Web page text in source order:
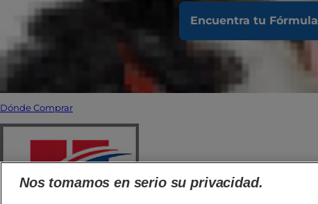
Encuentra tu Fórmula
Dónde Comprar
Nos tomamos en serio su privacidad.